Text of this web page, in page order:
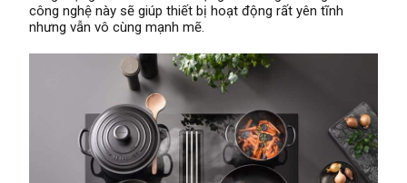
công nghệ này sẽ giúp thiết bị hoạt động rất yên tĩnh
nhưng vẫn vô cùng mạnh mẽ.